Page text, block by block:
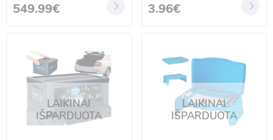
549.99€ 3.96€
LAIKINAI
IŠPARDUOTA
LAIKINAI
IŠPARDUOTA